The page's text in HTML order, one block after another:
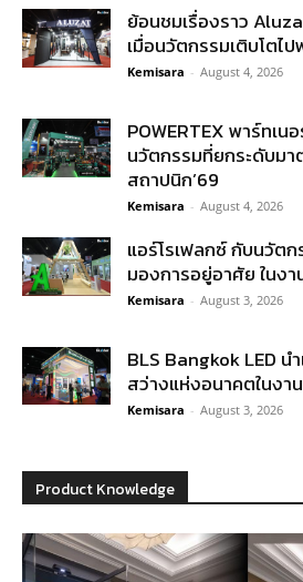
ย้อนชมเรื่องราว
เมื่อนวัตกรรมเติบโตไ
Kemisara - August 4, 2026
POWERTEX พาร์ทเ
นวัตกรรมที่ยกระดับมา
สถาปนิก’69
Kemisara - August 4, 2026
แอร์โรเฟลกซ์ กับนวัต
มองการอยู่อาศัย ในง
Kemisara - August 3, 2026
BLS Bangkok LED
สว่างแห่งอนาคตในงา
Kemisara - August 3, 2026
Product Knowledge